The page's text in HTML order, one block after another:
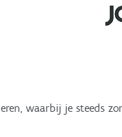
waarbij je steeds